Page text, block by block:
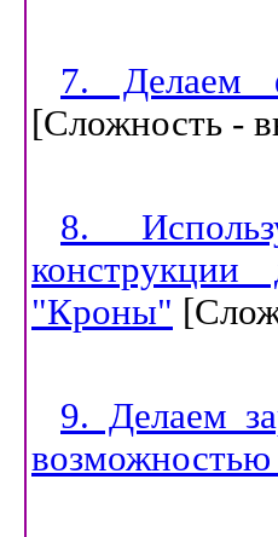
7. Делаем
[Сложность -
8.
конструкции
"Кроны" [
9. Делаем
возможностью